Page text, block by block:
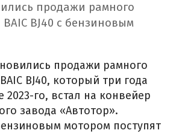
продажи рамного
BJ40 с бензиновым
продажи рамного
BJ40, который три года
2023-го, встал на конвейер
завода «Автотор».
мотором поступят